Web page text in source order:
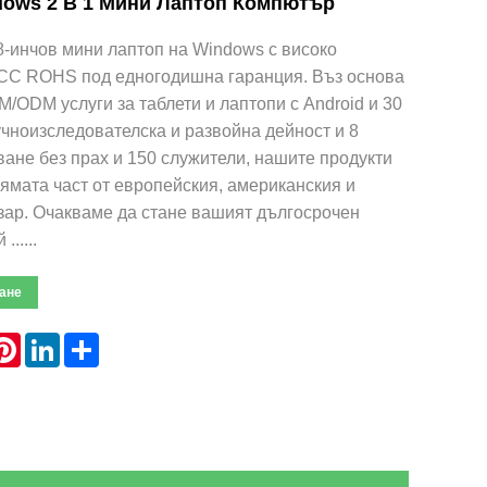
инчов мини лаптоп на Windows с високо
ROHS под едногодишна гаранция. Въз основа
ODM услуги за таблети и лаптопи с Android и 30
и развойна дейност и 8
без прах и 150 служители, нашите продукти
част от европейския, американския и
Очакваме да стане вашият дългосрочен
......
PinterestLinkedInShare